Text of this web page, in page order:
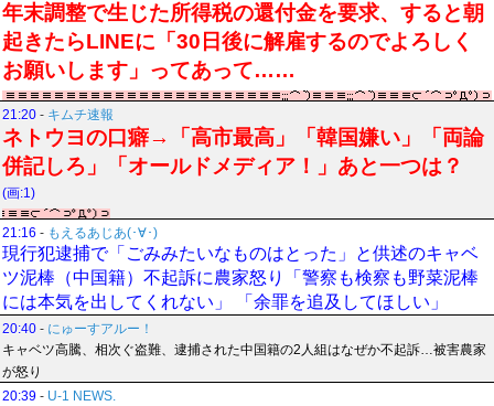
年末調整で生じた所得税の還付金を要求、すると朝
起きたらLINEに「30日後に解雇するのでよろしく
お願いします」ってあって……
21:20 - キムチ速報
ネトウヨの口癖→「高市最高」「韓国嫌い」「両論
併記しろ」「オールドメディア！」あと一つは？
(画:1)
21:16 - もえるあじあ(･∀･)
現行犯逮捕で「ごみみたいなものはとった」と供述のキャベ
ツ泥棒（中国籍）不起訴に農家怒り「警察も検察も野菜泥棒
には本気を出してくれない」 「余罪を追及してほしい」
20:40 - にゅーすアルー！
キャベツ高騰、相次ぐ盗難、逮捕された中国籍の2人組はなぜか不起訴…被害農家
が怒り
20:39 - U-1 NEWS.